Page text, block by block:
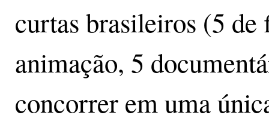
curtas brasileiros (5 de
animação, 5
concorrer em uma